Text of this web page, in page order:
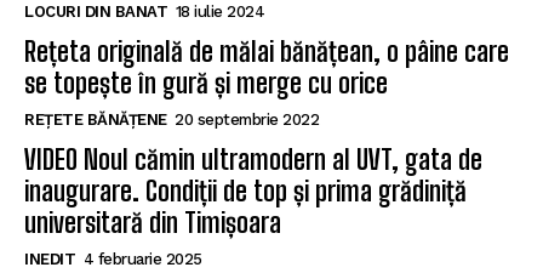
LOCURI DIN BANAT 18 iulie 2024
Rețeta originală de mălai bănățean, o pâine care
se topește în gură și merge cu orice
REȚETE BĂNĂȚENE 20 septembrie 2022
VIDEO Noul cămin ultramodern al UVT, gata de
inaugurare. Condiții de top și prima grădiniță
universitară din Timișoara
INEDIT 4 februarie 2025